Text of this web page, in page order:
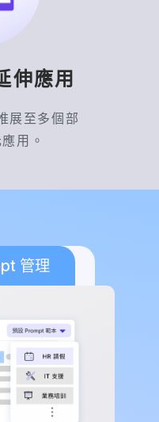
常見表單說明。
得公司政策與流程
相同問題的時間。
案，也可以再轉由
Help Desk、常見問
申請說明、設備使
表機、內部系統或
AI 取得排除步驟
量。對 MIS 團隊
、提供標準回覆、
支援效率與問題解
伸應用
展至多個部
用。
理
管理
助理設定